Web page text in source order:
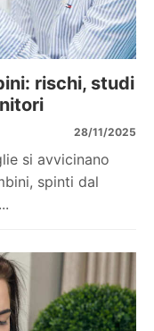
rischi, studi
28/11/2025
si avvicinano
spinti dal